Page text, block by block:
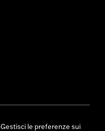
Gestisci le preferenze sui